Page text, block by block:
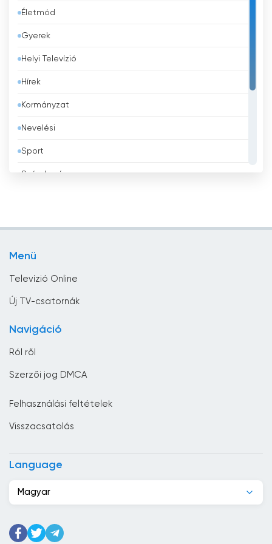
Banglades
Barbados
Belgium
Belize
Benin
Bhután
Bolívia
Dél-afrikai Köztársaság
Dél-Korea
Egyesült Arab Emírségek
Életmód
Gyerek
Helyi Televízió
Hírek
Kormányzat
Nevelési
Sport
Szórakozás
Menü
Televízió Online
Új TV-csatornák
Navigáció
Ról ről
Szerzői jog DMCA
Felhasználási feltételek
Visszacsatolás
Language
Magyar